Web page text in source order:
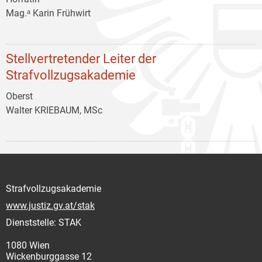
Mag.ᵃ Karin Frühwirt
Stellvertretender Leiter der
Strafvollzugsakademie
Oberst
Walter KRIEBAUM, MSc
Strafvollzugsakademie
www.justiz.gv.at/stak
Dienststelle: STAK
1080 Wien
Wickenburggasse 12